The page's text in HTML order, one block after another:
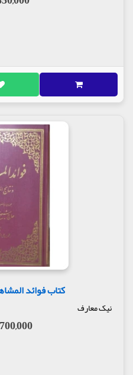
بهشتند، لکن باب
همه ائمه علیهم السلام
حسینی در میان موج ها و
و آسان تر به ساحل نجات
چراغ هدایتند، ولی
السلام وسیع تر است. همه
نفوذناپذیرند، لکن راه
در این حال بود که به
درهای حسینی بشتابید و
آن شوید و به نام
که خداوند آمرزنده و
که به شما می نگرد، نظر
در این دم در نفس من شوق
درباره آنچه که قبلا از
شده بودم، آنها را در
اعمالی را که فاقد آن
دست یافتم که اولی دلیل
یک به این شرح است:
اما مطلب اول: الف: حسین
اشک چشم هستم. نزد هیچ
مگر اینکه برای مصیبت
کتاب فوائد
نیک معارف
1,700,000